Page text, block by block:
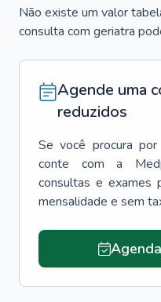
Não existe um valor
consulta com geriatra
Agende uma
reduzidos
Se você procura por
conte com a
consultas e exames
mensalidade e sem